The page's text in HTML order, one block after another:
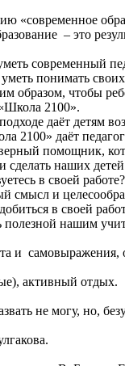
«современное
– это
современный
понимать
образом, чтобы
2100».
даёт детям
2100» даёт
помощник,
сделать наших
в своей работе?
смысл и
в своей
полезной нашим
и самовыражения,
активный отдых.
не могу, но,